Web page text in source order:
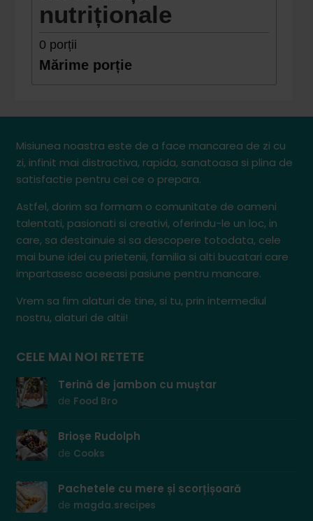
nutriționale
0 porții
Mărime porție
Misiunea noastra este de a face mancarea de zi cu
zi, infinit mai distractiva, rapida, sanatoasa si plina de
satisfactie pentru cei ce o prepara.
Astfel, dorim sa formam o comunitate de oameni
talentati, pasionati si creativi, oferindu-le un loc, in
care, sa destainuie si sa descopere totodata, cele
mai bune idei cu prietenii, familia si alti bucatari care
impartasesc aceeasi pasiune pentru mancare.
Vrem sa fim alaturi de tine, si tu, prin intermediul
nostru, alaturi de altii!
CELE MAI NOI RETETE
Terină de jambon cu muștar
de Food Bro
Brioșe Rudolph
de Cooks
Pachetele cu mere și scorțișoară
de magda.srecipes